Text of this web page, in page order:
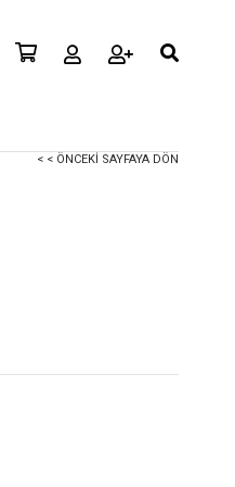
< < ÖNCEKI SAYFAYA DÖN